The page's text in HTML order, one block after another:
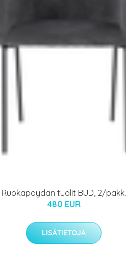
Ruokapöydän tuolit BUD, 2/pakk.
480 EUR
LISÄTIETOJA